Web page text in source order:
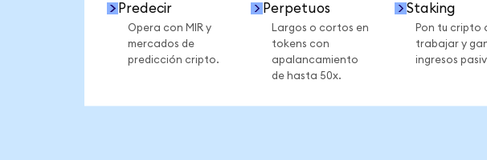
Predecir
Opera con MIR y
mercados de
predicción cripto.
Perpetuos
Largos o cortos en
tokens con
apalancamiento
de hasta 50x.
Staking
Pon tu cripto
trabajar y
ingresos